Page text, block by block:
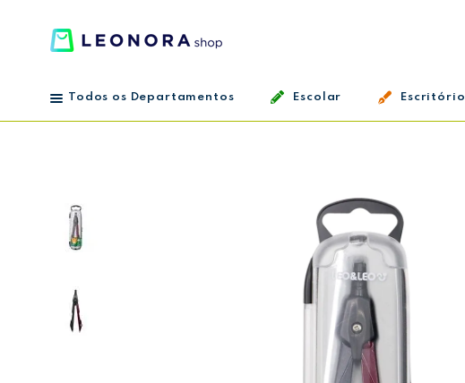
Todos os Departamentos Escolar Escritório